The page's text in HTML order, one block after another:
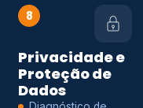
8
Privacidade e
Proteção de
Dados